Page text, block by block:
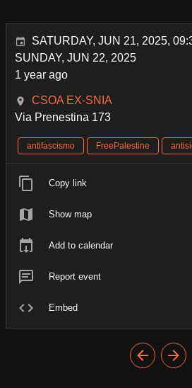
SATURDAY, JUN 21, 2025,
SUNDAY, JUN 22, 2025
1 year ago
CSOA EX-SNIA
Via Prenestina 173
antifascismo FreePalestine
Copy link
Show map
Add to calendar
Report event
Embed